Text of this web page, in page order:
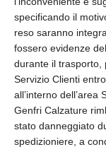
specificando il
reso saranno
fossero evidenze
durante il trasporto,
Servizio Clienti
all’interno dell’area
Genfri Calzature
stato danneggiato
spedizioniere, a